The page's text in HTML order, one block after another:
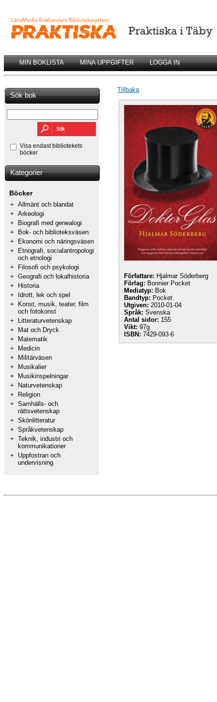
MIN BOKLISTA MINA UPPGIFTER LOGGA IN
Sök bok
Visa endast bibliotekets
böcker
Kategorier
Böcker
+ Allmänt och blandat
+ Arkeologi
+
Biografi med genealogi
+
Bok- och biblioteksväsen
+
Ekonomi och näringsväsen
+
Etnografi, socialantropologi
och etnologi
+
Filosofi och psykologi
+ Geografi och lokalhistoria
+
Historia
+
Idrott, lek och spel
+
Konst, musik, teater, film
och fotokonst
+
Litteraturvetenskap
+
Mat och Dryck
+
Matematik
+
Medicin
+
Militärväsen
+
Musikalier
+
Musikinspelningar
+
Naturvetenskap
+
Religion
+ Samhälls- och
rättsvetenskap
+ Skönlitteratur
+ Språkvetenskap
+ Teknik, industri och
kommunikationer
+
Uppfostran och
undervisning
Tillbaka
Författare: Hjalmar Söderberg
Förlag: Bonnier Pocket
Mediatyp: Bok
Bandtyp: Pocket
Utgiven: 2010-01-04
Språk: Svenska
Antal sidor: 155
Vikt: 97g
ISBN: 7429-093-6